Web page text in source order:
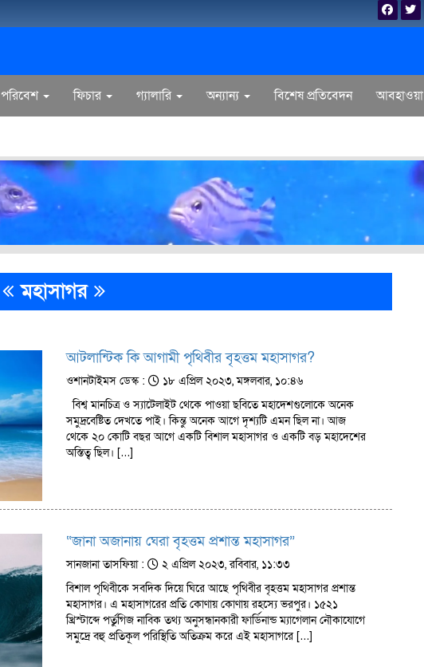
পরিবেশ ফিচার গ্যালারি অন্যান্য বিশেষ প্রতিবেদন আবহাওয়া
মহাসাগর
আটলান্টিক কি আগামী পৃথিবীর বৃহত্তম মহাসাগর?
ওশানটাইমস ডেস্ক :
১৮ এপ্রিল ২০২৩, মঙ্গলবার, ১০:৪৬
বিশ্ব মানচিত্র ও স্যাটেলাইট থেকে পাওয়া ছবিতে মহাদেশগুলোকে অনেক
সমুদ্রবেষ্টিত দেখতে পাই। কিন্তু অনেক আগে দৃশ্যটি এমন ছিল না। আজ
থেকে ২০ কোটি বছর আগে একটি বিশাল মহাসাগর ও একটি বড় মহাদেশের
অস্তিত্ব ছিল। […]
“জানা অজানায় ঘেরা বৃহত্তম প্রশান্ত মহাসাগর”
সানজানা তাসফিয়া :
২ এপ্রিল ২০২৩, রবিবার, ১১:৩৩
বিশাল পৃথিবীকে সবদিক দিয়ে ঘিরে আছে পৃথিবীর বৃহত্তম মহাসাগর প্রশান্ত
মহাসাগর। এ মহাসাগরের প্রতি কোণায় কোণায় রহস্যে ভরপুর। ১৫২১
খ্রিস্টাব্দে পর্তুগিজ নাবিক তথ্য অনুসন্ধানকারী ফার্ডিনান্ড ম্যাগেলান নৌকাযোগে
সমুদ্রে বহু প্রতিকূল পরিস্থিতি অতিক্রম করে এই মহাসাগরে […]